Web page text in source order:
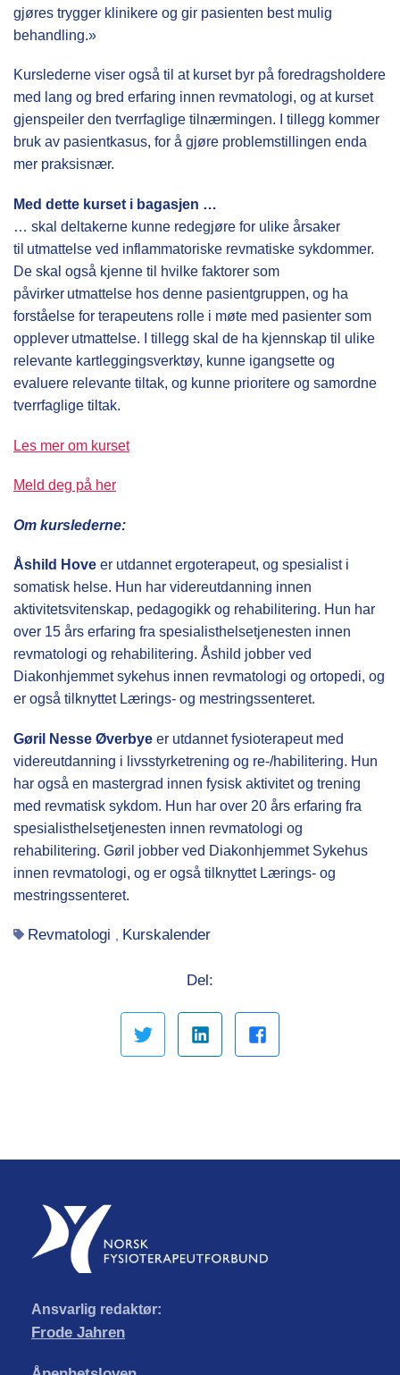
gjøres trygger klinikere og gir pasienten best mulig
behandling.»
Kurslederne viser også til at kurset byr på foredragsholdere
med lang og bred erfaring innen revmatologi, og at kurset
gjenspeiler den tverrfaglige tilnærmingen. I tillegg kommer
bruk av pasientkasus, for å gjøre problemstillingen enda
mer praksisnær.
Med dette kurset i bagasjen …
… skal deltakerne kunne redegjøre for ulike årsaker
til utmattelse ved inflammatoriske revmatiske sykdommer.
De skal også kjenne til hvilke faktorer som
påvirker utmattelse hos denne pasientgruppen, og ha
forståelse for terapeutens rolle i møte med pasienter som
opplever utmattelse. I tillegg skal de ha kjennskap til ulike
relevante kartleggingsverktøy, kunne igangsette og
evaluere relevante tiltak, og kunne prioritere og samordne
tverrfaglige tiltak.
Les mer om kurset
Meld deg på her
Om kurslederne:
Åshild Hove er utdannet ergoterapeut, og spesialist i
somatisk helse. Hun har videreutdanning innen
aktivitetsvitenskap, pedagogikk og rehabilitering. Hun har
over 15 års erfaring fra spesialisthelsetjenesten innen
revmatologi og rehabilitering. Åshild jobber ved
Diakonhjemmet sykehus innen revmatologi og ortopedi, og
er også tilknyttet Lærings- og mestringssenteret.
Gøril Nesse Øverbye er utdannet fysioterapeut med
videreutdanning i livsstyrketrening og re-/habilitering. Hun
har også en mastergrad innen fysisk aktivitet og trening
med revmatisk sykdom. Hun har over 20 års erfaring fra
spesialisthelsetjenesten innen revmatologi og
rehabilitering. Gøril jobber ved Diakonhjemmet Sykehus
innen revmatologi, og er også tilknyttet Lærings- og
mestringssenteret.
Revmatologi Kurskalender
Del:
Ansvarlig redaktør:
Frode Jahren